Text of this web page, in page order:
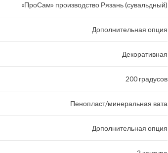
«ПроСам» производство Рязань (сувальдный)
Дополнительная опция
Декоративная
200 градусов
Пенопласт/минеральная вата
Дополнительная опция